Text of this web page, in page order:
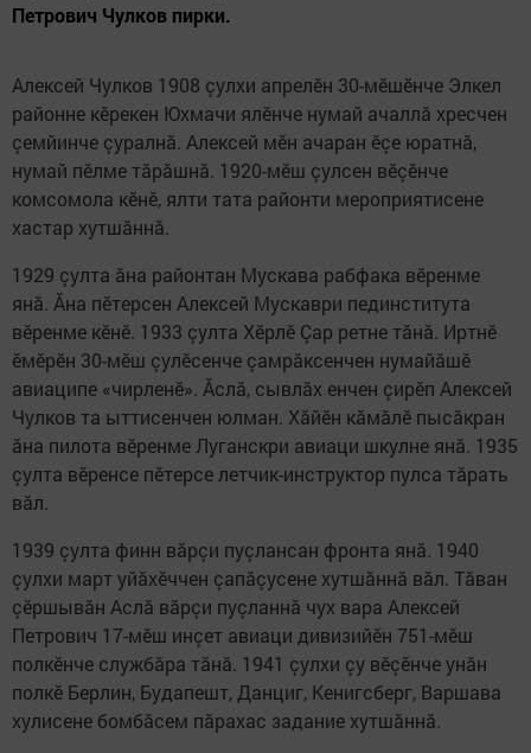
Петрович Чулков пирки.
Алексей Чулков 1908 çулхи апрелӗн 30-мӗшӗнче Элкел
районне кӗрекен Юхмачи ялӗнче нумай ачаллă хресчен
çемйинче çуралнă. Алексей мӗн ачаран ӗçе юратнă,
нумай пӗлме тăрăшнă. 1920-мӗш çулсен вӗçӗнче
комсомола кӗнӗ, ялти тата районти мероприятисене
хастар хутшăннă.
1929 çулта ăна районтан Мускава рабфака вӗренме
янă. Ăна пӗтерсен Алексей Мускаври пединститута
вӗренме кӗнӗ. 1933 çулта Хӗрлӗ Çар ретне тăнă. Иртнӗ
ӗмӗрӗн 30-мӗш çулӗсенче çамрăксенчен нумайăшӗ
авиаципе «чирленӗ». Ăслă, сывлăх енчен çирӗп Алексей
Чулков та ыттисенчен юлман. Хăйӗн кăмăлӗ пысăкран
ăна пилота вӗренме Луганскри авиаци шкулне янă. 1935
çулта вӗренсе пӗтерсе летчик-инструктор пулса тăрать
вăл.
1939 çулта финн вăрçи пуçлансан фронта янă. 1940
çулхи март уйăхӗччен çапăçусене хутшăннă вăл. Тăван
çӗршывăн Аслă вăрçи пуçланнă чух вара Алексей
Петрович 17-мӗш инçет авиаци дивизийӗн 751-мӗш
полкӗнче службăра тăнă. 1941 çулхи çу вӗçӗнче унăн
полкӗ Берлин, Будапешт, Данциг, Кенигсберг, Варшава
хулисене бомбăсем пăрахас задание хутшăннă.